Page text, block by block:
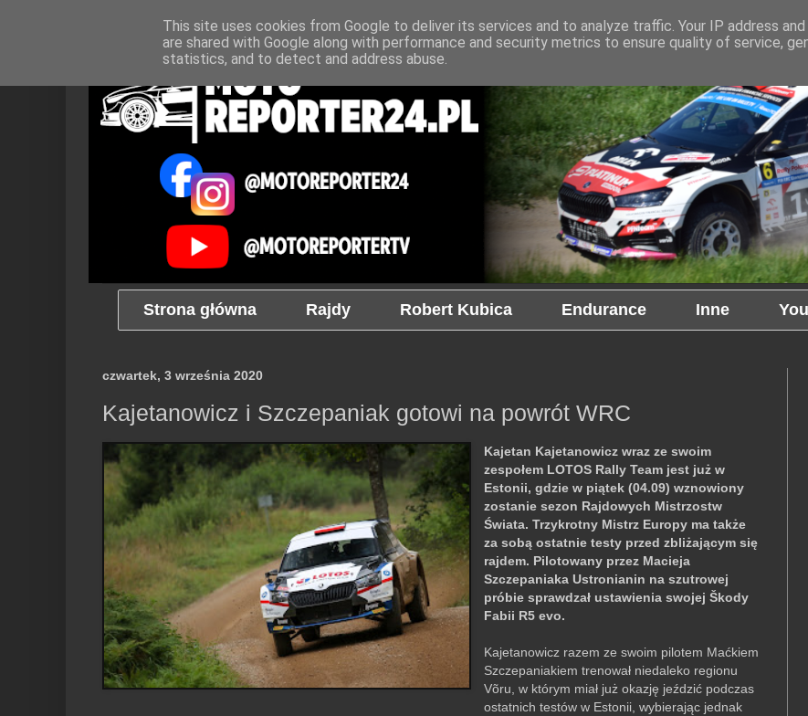
Strona główna Rajdy Robert Kubica Endurance Inne
czwartek, 3 września 2020
Kajetanowicz i Szczepaniak gotowi na powrót WRC
Kajetan Kajetanowicz wraz ze swoim
zespołem LOTOS Rally Team jest już w
Estonii, gdzie w piątek (04.09) wznowiony
zostanie sezon Rajdowych Mistrzostw
Świata. Trzykrotny Mistrz Europy ma także
za sobą ostatnie testy przed zbliżającym się
rajdem. Pilotowany przez Macieja
Szczepaniaka Ustronianin na szutrowej
próbie sprawdzał ustawienia swojej Škody
Fabii R5 evo.
Kajetanowicz razem ze swoim pilotem Maćkiem
Szczepaniakiem trenował niedaleko regionu
Võru, w którym miał już okazję jeździć podczas
ostatnich testów w Estonii, wybierając jednak
This site uses cookies from Google to deliver its services and to analyze traffic. Your IP address
are shared with Google along with performance and security metrics to ensure quality of service,
statistics, and to detect and address abuse.